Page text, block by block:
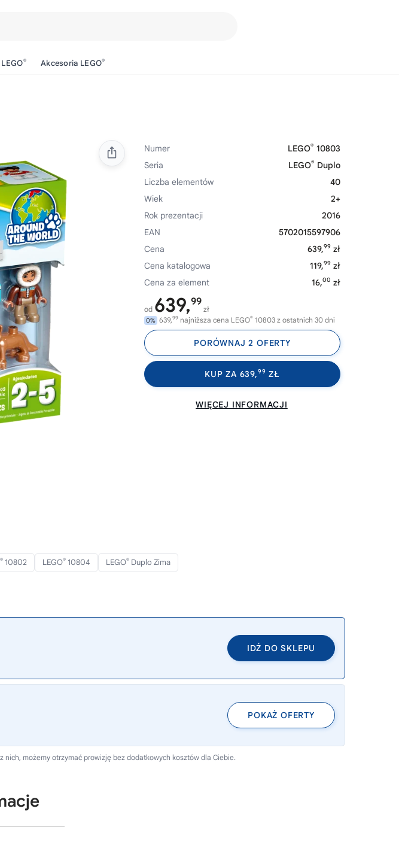
® Akcesoria LEGO®
Numer LEGO® 10803
Seria
LEGO® Duplo
Liczba elementów
40
Wiek
2+
Rok prezentacji
2016
EAN
5702015597906
Cena
639,99 zł
Cena katalogowa
119,99 zł
Cena za element
16,00 zł
od 639,99
zł
0% 639,99 najniższa cena LEGO® 10803 z ostatnich 30 dni
PORÓWNAJ 2 OFERTY
KUP ZA 639,99 ZŁ
WIĘCEJ INFORMACJI
® 10802 LEGO® 10804 LEGO® Duplo Zima
IDŹ DO SKLEPU
POKAŻ OFERTY
możemy otrzymać prowizję bez dodatkowych kosztów dla Ciebie.